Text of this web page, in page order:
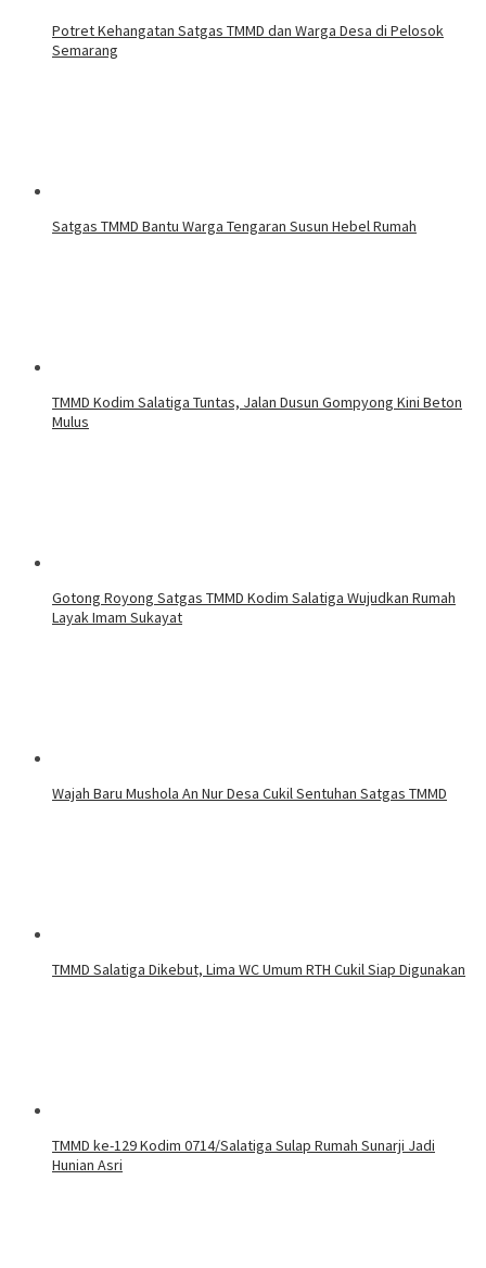
Potret Kehangatan Satgas TMMD dan Warga Desa di Pelosok
Semarang
Satgas TMMD Bantu Warga Tengaran Susun Hebel Rumah
TMMD Kodim Salatiga Tuntas, Jalan Dusun Gompyong Kini Beton
Mulus
Gotong Royong Satgas TMMD Kodim Salatiga Wujudkan Rumah
Layak Imam Sukayat
Wajah Baru Mushola An Nur Desa Cukil Sentuhan Satgas TMMD
TMMD Salatiga Dikebut, Lima WC Umum RTH Cukil Siap Digunakan
TMMD ke-129 Kodim 0714/Salatiga Sulap Rumah Sunarji Jadi
Hunian Asri